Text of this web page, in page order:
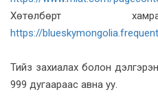
Хөтөлбөрт
https://
Тийз захиалах болон
999 дугаараас авна уу.